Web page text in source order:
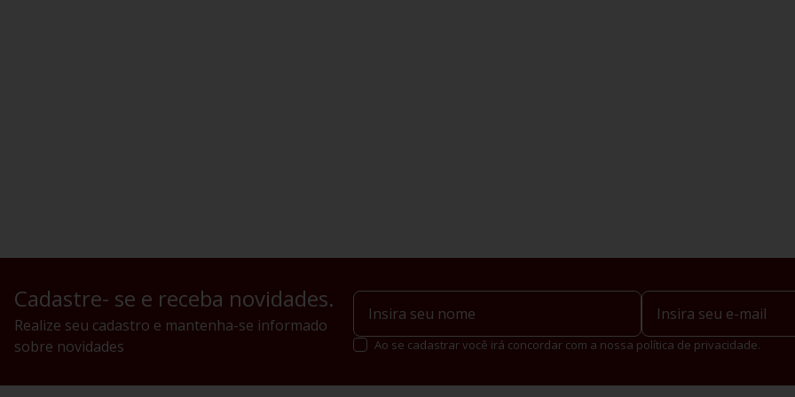
Cadastre- se e receba novidades.
Realize seu cadastro e mantenha-se informado
sobre novidades
Ao se cadastrar você irá concordar com a nossa política de privacidade.